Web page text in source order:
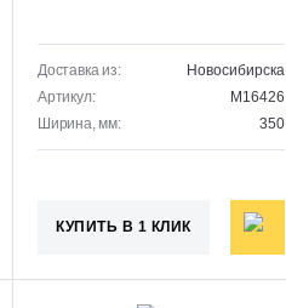
Доставка из:
Новосибирска
Артикул:
M16426
Ширина, мм:
350
КУПИТЬ В 1 КЛИК